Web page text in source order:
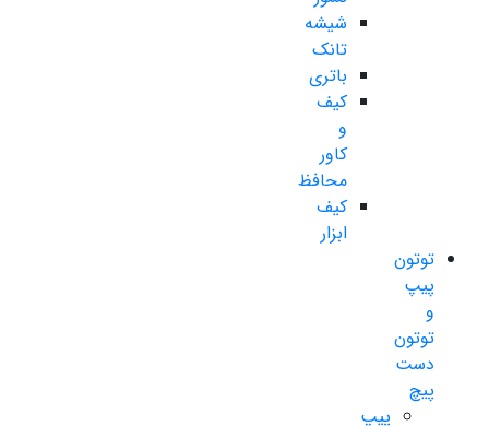
شیشه
تانک
باتری
کیف
و
کاور
محافظ
کیف
ابزار
توتون
پیپ
و
توتون
دست
پیچ
پیپ